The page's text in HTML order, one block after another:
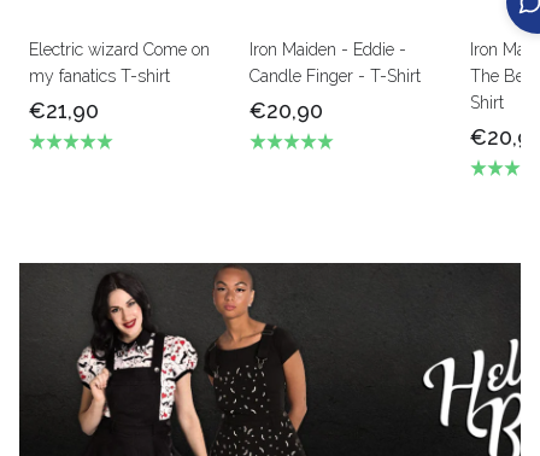
Electric wizard Come on
my fanatics T-shirt
€21,90
Iron Maiden - Eddie -
Candle Finger - T-Shirt
€20,90
Iron
The
Shirt